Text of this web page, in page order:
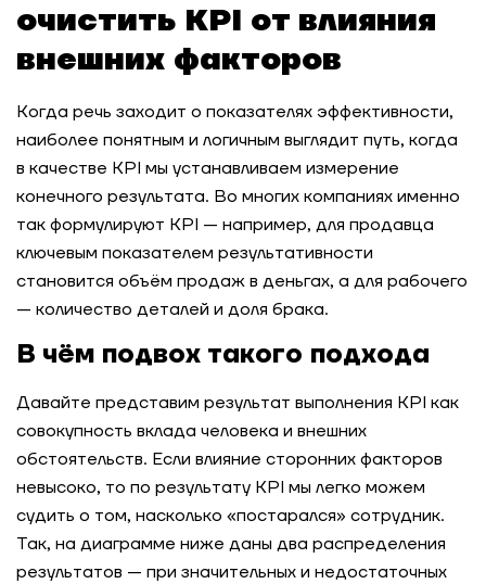
очистить KPI от влияния
внешних факторов
Когда речь заходит о показателях эффективности,
наиболее понятным и логичным выглядит путь, когда
в качестве KPI мы устанавливаем измерение
конечного результата. Во многих компаниях именно
так формулируют KPI — например, для продавца
ключевым показателем результативности
становится объём продаж в деньгах, а для рабочего
— количество деталей и доля брака.
В чём подвох такого подхода
Давайте представим результат выполнения KPI как
совокупность вклада человека и внешних
обстоятельств. Если влияние сторонних факторов
невысоко, то по результату KPI мы легко можем
судить о том, насколько «постарался» сотрудник.
Так, на диаграмме ниже даны два распределения
результатов — при значительных и недостаточных